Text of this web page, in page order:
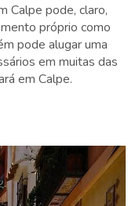
Calpe pode, claro,
próprio como
pode alugar uma
em muitas das
em Calpe.